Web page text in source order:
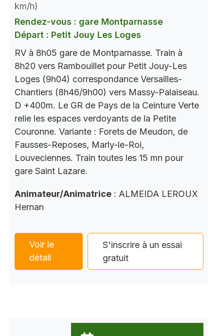
km/h)
Rendez-vous : gare Montparnasse
Départ : Petit Jouy Les Loges
RV à 8h05 gare de Montparnasse. Train à
8h20 vers Rambouillet pour Petit Jouy-Les
Loges (9h04) correspondance Versailles-
Chantiers (8h46/9h00) vers Massy-Palaiseau.
D +400m. Le GR de Pays de la Ceinture Verte
relie les espaces verdoyants de la Petite
Couronne. Variante : Forets de Meudon, de
Fausses-Reposes, Marly-le-Roi,
Louveciennes. Train toutes les 15 mn pour
gare Saint Lazare.
Animateur/Animatrice : ALMEIDA LEROUX
Hernan
Voir le
détail
S'inscrire à un essai
gratuit